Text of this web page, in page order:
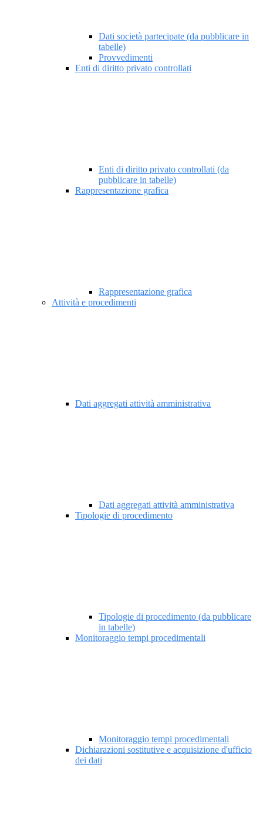
Dati società partecipate (da pubblicare in
tabelle)
Provvedimenti
Enti di diritto privato controllati
Enti di diritto privato controllati (da
pubblicare in tabelle)
Rappresentazione grafica
Rappresentazione grafica
Attività e procedimenti
Dati aggregati attività amministrativa
Dati aggregati attività amministrativa
Tipologie di procedimento
Tipologie di procedimento (da pubblicare
in tabelle)
Monitoraggio tempi procedimentali
Monitoraggio tempi procedimentali
Dichiarazioni sostitutive e acquisizione d'ufficio
dei dati